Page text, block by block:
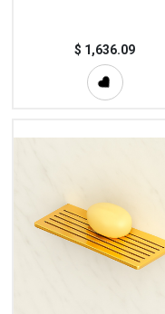
$ 1,636.09